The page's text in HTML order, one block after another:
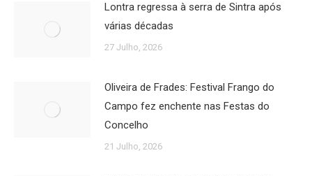
Lontra regressa à serra de Sintra após
várias décadas
27 Julho, 2026
Oliveira de Frades: Festival Frango do
Campo fez enchente nas Festas do
Concelho
21 Julho, 2026